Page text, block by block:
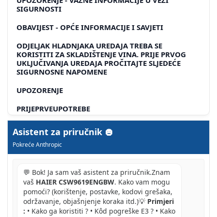
SIGURNOSTI
OBAVIJEST - OPĆE INFORMACIJE I SAVJETI
ODJELJAK HLADNJAKA UREDAJA TREBA SE
KORISTITI ZA SKLADIŠTENJE VINA. PRIJE PRVOG
UKLJUČIVANJA UREDAJA PROČITAJTE SLJEDEĆE
SIGURNOSNE NAPOMENE
UPOZORENJE
PRIJEPRVEUPOTREBE
UGRADNJA
SVAKODNEVNA UPOTREBA
NAMJENA
OBAVIJEST
Asistent za priručnik
Pokreće Anthropic
💬 Bok! Ja sam vaš asistent za priručnik.Znam
vaš HAIER CSW9619ENGBW. Kako vam mogu
pomoći? (korištenje, postavke, kodovi grešaka,
održavanje, objašnjenje koraka itd.)💡 Primjeri
: • Kako ga koristiti ? • Kôd pogreške E3 ? • Kako